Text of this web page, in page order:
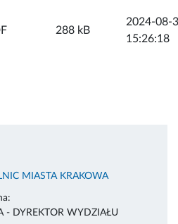
ZAŁĄCZNIK288 kB
2024-08-
15:26:18
MIASTA KRAKOWA
- DYREKTOR WYDZIAŁU